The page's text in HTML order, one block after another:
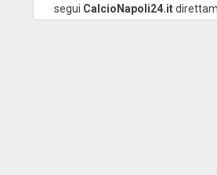
segui CalcioNapoli24.it